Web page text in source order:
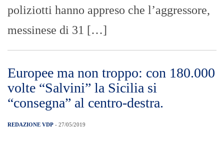
poliziotti hanno appreso che l’aggressore,
messinese di 31 […]
Europee ma non troppo: con 180.000
volte “Salvini” la Sicilia si
“consegna” al centro-destra.
REDAZIONE VDP - 27/05/2019